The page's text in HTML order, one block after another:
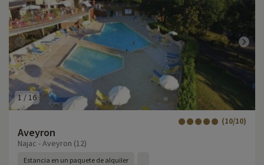
1/16
Aveyron
(10/10)
Najac - Aveyron (12)
Estancia en un paquete de alquiler